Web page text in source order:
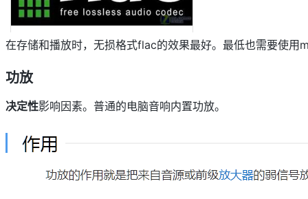
在存储和播放时，无损格式flac的效果最好。最低也需要使
功放
决定性影响因素。普通的电脑音响内置功放。